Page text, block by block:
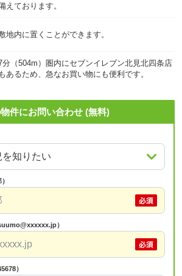
えております。
地内に置くことができます。
分（504m）圏内にセブンイレブン北見北四条店
あるため、急なお買い物にも便利です。
件にお問い合わせ (無料)
）
）